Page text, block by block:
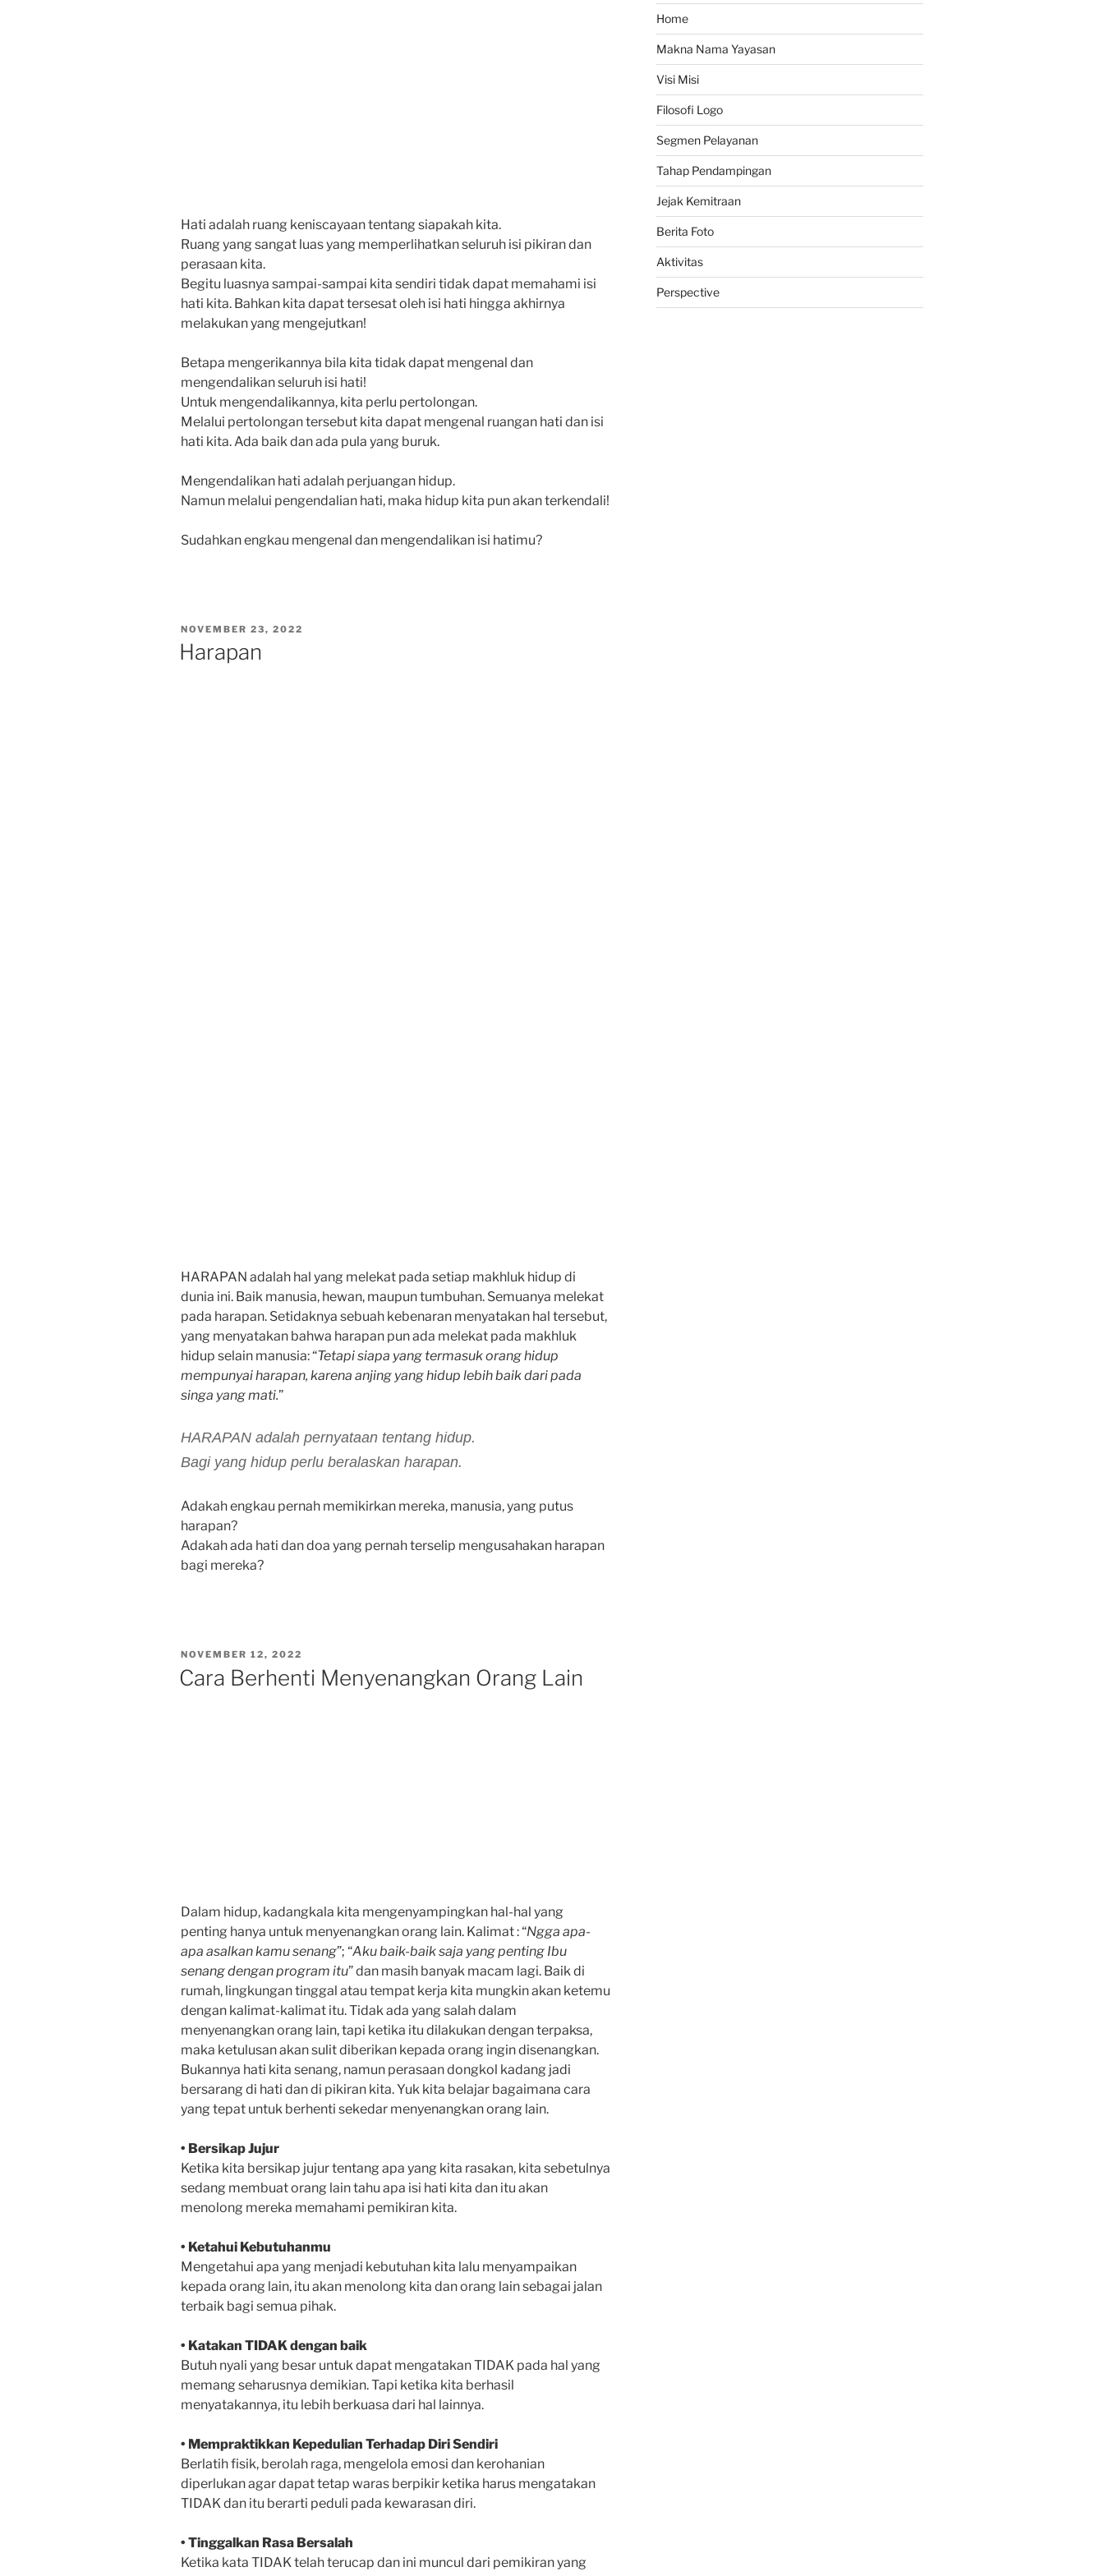
Hati adalah ruang keniscayaan tentang siapakah kita.
Ruang yang sangat luas yang memperlihatkan seluruh isi pikiran dan
perasaan kita.
Begitu luasnya sampai-sampai kita sendiri tidak dapat memahami isi
hati kita. Bahkan kita dapat tersesat oleh isi hati hingga akhirnya
melakukan yang mengejutkan!
Betapa mengerikannya bila kita tidak dapat mengenal dan
mengendalikan seluruh isi hati!
Untuk mengendalikannya, kita perlu pertolongan.
Melalui pertolongan tersebut kita dapat mengenal ruangan hati dan isi
hati kita. Ada baik dan ada pula yang buruk.
Mengendalikan hati adalah perjuangan hidup.
Namun melalui pengendalian hati, maka hidup kita pun akan terkendali!
Sudahkan engkau mengenal dan mengendalikan isi hatimu?
POSTED
ON
NOVEMBER 23, 2022
Harapan
HARAPAN adalah hal yang melekat pada setiap makhluk hidup di
dunia ini. Baik manusia, hewan, maupun tumbuhan. Semuanya melekat
pada harapan. Setidaknya sebuah kebenaran menyatakan hal tersebut,
yang menyatakan bahwa harapan pun ada melekat pada makhluk
hidup selain manusia: “Tetapi siapa yang termasuk orang hidup
mempunyai harapan, karena anjing yang hidup lebih baik dari pada
singa yang mati.”
HARAPAN adalah pernyataan tentang hidup.
Bagi yang hidup perlu beralaskan harapan.
Adakah engkau pernah memikirkan mereka, manusia, yang putus
harapan?
Adakah ada hati dan doa yang pernah terselip mengusahakan harapan
bagi mereka?
POSTED
ON
NOVEMBER 12, 2022
Cara Berhenti Menyenangkan Orang Lain
Dalam hidup, kadangkala kita mengenyampingkan hal-hal yang
penting hanya untuk menyenangkan orang lain. Kalimat : “Ngga apa-
apa asalkan kamu senang”; “Aku baik-baik saja yang penting Ibu
senang dengan program itu” dan masih banyak macam lagi. Baik di
rumah, lingkungan tinggal atau tempat kerja kita mungkin akan ketemu
dengan kalimat-kalimat itu. Tidak ada yang salah dalam
menyenangkan orang lain, tapi ketika itu dilakukan dengan terpaksa,
maka ketulusan akan sulit diberikan kepada orang ingin disenangkan.
Bukannya hati kita senang, namun perasaan dongkol kadang jadi
bersarang di hati dan di pikiran kita. Yuk kita belajar bagaimana cara
yang tepat untuk berhenti sekedar menyenangkan orang lain.
• Bersikap Jujur
Ketika kita bersikap jujur tentang apa yang kita rasakan, kita sebetulnya
sedang membuat orang lain tahu apa isi hati kita dan itu akan
menolong mereka memahami pemikiran kita.
• Ketahui Kebutuhanmu
Mengetahui apa yang menjadi kebutuhan kita lalu menyampaikan
kepada orang lain, itu akan menolong kita dan orang lain sebagai jalan
terbaik bagi semua pihak.
• Katakan TIDAK dengan baik
Butuh nyali yang besar untuk dapat mengatakan TIDAK pada hal yang
memang seharusnya demikian. Tapi ketika kita berhasil
menyatakannya, itu lebih berkuasa dari hal lainnya.
• Mempraktikkan Kepedulian Terhadap Diri Sendiri
Berlatih fisik, berolah raga, mengelola emosi dan kerohanian
diperlukan agar dapat tetap waras berpikir ketika harus mengatakan
TIDAK dan itu berarti peduli pada kewarasan diri.
• Tinggalkan Rasa Bersalah
Ketika kata TIDAK telah terucap dan ini muncul dari pemikiran yang
Home
Makna Nama Yayasan
Visi Misi
Filosofi Logo
Segmen Pelayanan
Tahap Pendampingan
Jejak Kemitraan
Berita Foto
Aktivitas
Perspective